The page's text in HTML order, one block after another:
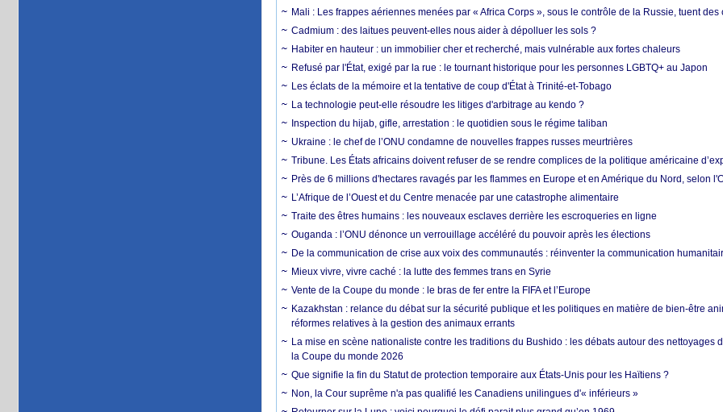
Mali : Les frappes aériennes menées par « Africa Corps », sous le contrôle de la Russie, tuent des
Cadmium : des laitues peuvent-elles nous aider à dépolluer les sols ?
Habiter en hauteur : un immobilier cher et recherché, mais vulnérable aux fortes chaleurs
Refusé par l'État, exigé par la rue : le tournant historique pour les personnes LGBTQ+ au Japon
Les éclats de la mémoire et la tentative de coup d'État à Trinité-et-Tobago
La technologie peut-elle résoudre les litiges d'arbitrage au kendo ?
Inspection du hijab, gifle, arrestation : le quotidien sous le régime taliban
Ukraine : le chef de l’ONU condamne de nouvelles frappes russes meurtrières
Tribune. Les États africains doivent refuser de se rendre complices de la politique américaine
Près de 6 millions d'hectares ravagés par les flammes en Europe et en Amérique du Nord, selon
L’Afrique de l’Ouest et du Centre menacée par une catastrophe alimentaire
Traite des êtres humains : les nouveaux esclaves derrière les escroqueries en ligne
Ouganda : l’ONU dénonce un verrouillage accéléré du pouvoir après les élections
De la communication de crise aux voix des communautés : réinventer la communication
Mieux vivre, vivre caché : la lutte des femmes trans en Syrie
Vente de la Coupe du monde : le bras de fer entre la FIFA et l’Europe
Kazakhstan : relance du débat sur la sécurité publique et les politiques en matière de bien-être
réformes relatives à la gestion des animaux errants
La mise en scène nationaliste contre les traditions du Bushido : les débats autour des nettoyages
la Coupe du monde 2026
Que signifie la fin du Statut de protection temporaire aux États-Unis pour les Haïtiens ?
Non, la Cour suprême n'a pas qualifié les Canadiens unilingues d'« inférieurs »